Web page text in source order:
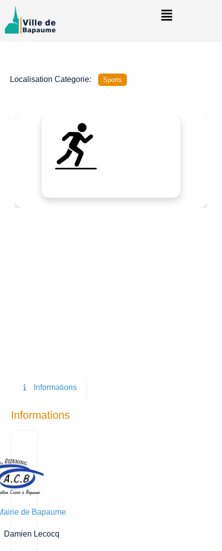
Localisation Categorie: Sports
Précédent
Informations
Informations
de Bapaume
Damien Lecocq